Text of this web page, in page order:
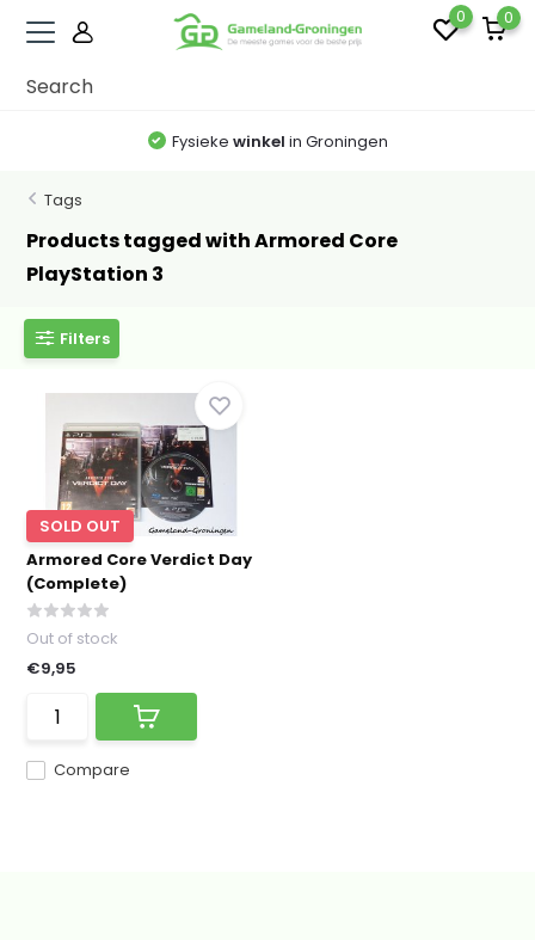
0 0
Fysieke winkel in Groningen
Tags
Products tagged with Armored Core
PlayStation 3
Filters
SOLD OUT
Armored Core Verdict Day
(Complete)
Compare
Out of stock
€9,95